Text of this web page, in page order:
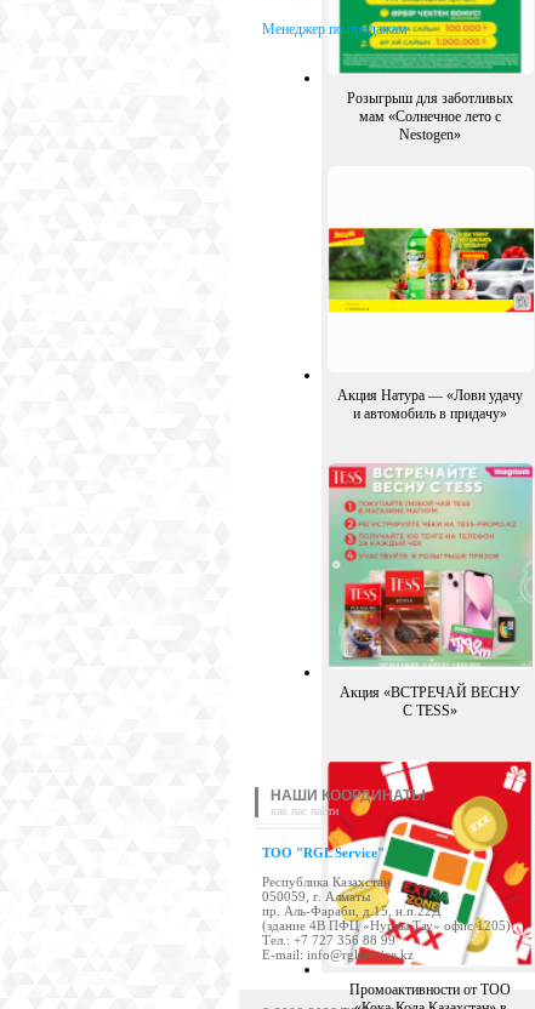
Розыгрыш для заботливых
мам «Солнечное лето с
Nestogen»
Акция Натура — «Лови удачу
и автомобиль в придачу»
Акция «ВСТРЕЧАЙ ВЕСНУ
С TESS»
Промоактивности от ТОО
Менеджер по продажам
НАШИ КООРДИНАТЫ
как нас найти
TOO "RGL Service"
Республика Казахстан
050059, г. Алматы
пр. Аль-Фараби, д.15, н.п.22Д
(здание 4В ПФЦ «Нурлы Тау» офис 1205)
Tел.: +7 727 356 88 99
E-mail: info@rglservice.kz